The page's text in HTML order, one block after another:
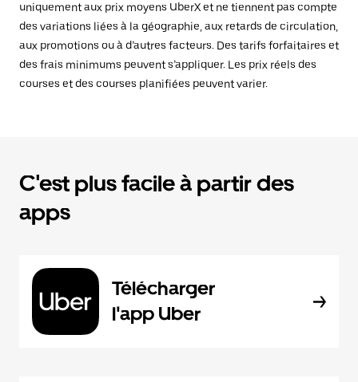
uniquement aux prix moyens UberX et ne tiennent pas compte
des variations liées à la géographie, aux retards de circulation,
aux promotions ou à d’autres facteurs. Des tarifs forfaitaires et
des frais minimums peuvent s’appliquer. Les prix réels des
courses et des courses planifiées peuvent varier.
C'est plus facile à partir des
apps
Télécharger
l'app Uber